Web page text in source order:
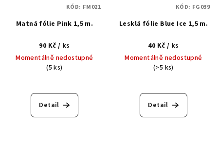
Matná fólie Pink 1,5 m.
90 Kč / ks
Momentálně nedostupné
(5 ks)
Detail
KÓD: FM021
Lesklá fólie Blue Ice 1,5 m.
40 Kč / ks
Momentálně nedostupné
(>5 ks)
Detail
KÓD: FG039